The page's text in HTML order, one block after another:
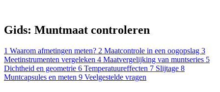
Gids: Muntmaat controleren
1 Waarom afmetingen meten? 2 Maatcontrole in een oogopslag 3
Meetinstrumenten vergeleken 4 Maatvergelijking van muntseries 5
Dichtheid en geometrie 6 Temperatuureffecten 7 Slijtage 8
Muntcapsules en meten 9 Veelgestelde vragen